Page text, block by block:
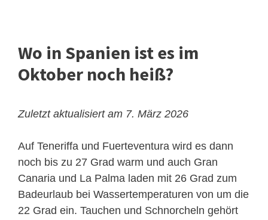
Wo in Spanien ist es im
Oktober noch heiß?
Zuletzt aktualisiert am 7. März 2026
Auf Teneriffa und Fuerteventura wird es dann
noch bis zu 27 Grad warm und auch Gran
Canaria und La Palma laden mit 26 Grad zum
Badeurlaub bei Wassertemperaturen von um die
22 Grad ein. Tauchen und Schnorcheln gehört